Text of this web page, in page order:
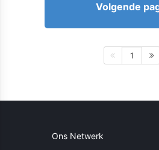
Volgende
1
Ons Netwerk